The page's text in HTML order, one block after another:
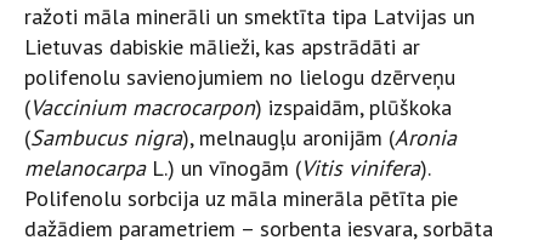
ražoti māla minerāli un smektīta tipa Latvijas un
Lietuvas dabiskie mālieži, kas apstrādāti ar
polifenolu savienojumiem no lielogu dzērveņu
(Vaccinium macrocarpon) izspaidām, plūškoka
(Sambucus nigra), melnaugļu aronijām (Aronia
melanocarpaL.) un vīnogām (Vitis vinifera).
Polifenolu sorbcija uz māla minerāla pētīta pie
dažādiem parametriem – sorbenta iesvara, sorbāta